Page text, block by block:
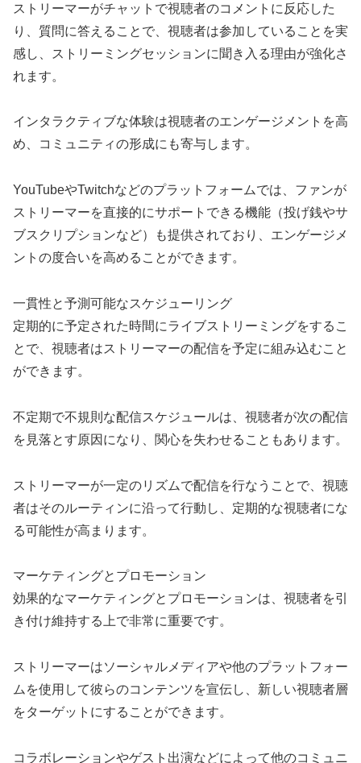
ストリーマーがチャットで視聴者のコメントに反応した
り、質問に答えることで、視聴者は参加していることを実
感し、ストリーミングセッションに聞き入る理由が強化さ
れます。
インタラクティブな体験は視聴者のエンゲージメントを高
め、コミュニティの形成にも寄与します。
YouTubeやTwitchなどのプラットフォームでは、ファンが
ストリーマーを直接的にサポートできる機能（投げ銭やサ
ブスクリプションなど）も提供されており、エンゲージメ
ントの度合いを高めることができます。
一貫性と予測可能なスケジューリング
定期的に予定された時間にライブストリーミングをするこ
とで、視聴者はストリーマーの配信を予定に組み込むこと
ができます。
不定期で不規則な配信スケジュールは、視聴者が次の配信
を見落とす原因になり、関心を失わせることもあります。
ストリーマーが一定のリズムで配信を行なうことで、視聴
者はそのルーティンに沿って行動し、定期的な視聴者にな
る可能性が高まります。
マーケティングとプロモーション
効果的なマーケティングとプロモーションは、視聴者を引
き付け維持する上で非常に重要です。
ストリーマーはソーシャルメディアや他のプラットフォー
ムを使用して彼らのコンテンツを宣伝し、新しい視聴者層
をターゲットにすることができます。
コラボレーションやゲスト出演などによって他のコミュニ